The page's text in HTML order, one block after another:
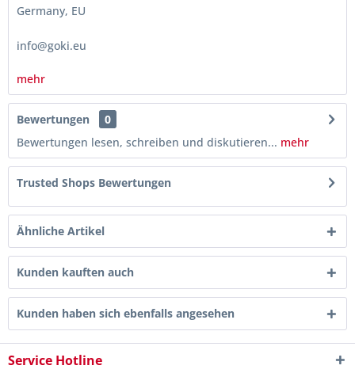
Germany, EU
info@goki.eu
mehr
Bewertungen
0
Bewertungen lesen, schreiben und diskutieren... mehr
Trusted Shops Bewertungen
Ähnliche Artikel
Kunden kauften auch
Kunden haben sich ebenfalls angesehen
Service Hotline